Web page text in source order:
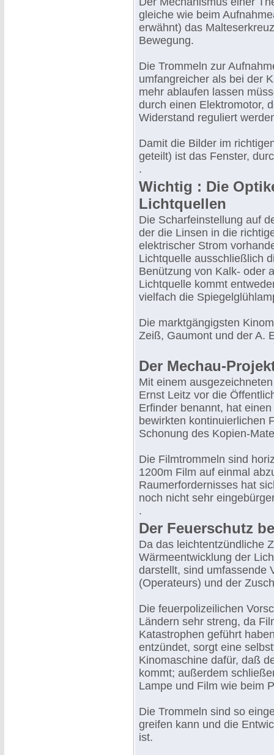
gleiche wie beim
erwähnt) das
Bewegung.
Die Trommeln zur
umfangreicher als bei der
mehr ablaufen lassen
durch einen Elektromotor,
Widerstand reguliert
Damit die Bilder im
geteilt) ist das Fenster,
.
Wichtig : Die
Lichtquellen
Die Scharfeinstellung auf
der die Linsen in die
elektrischer Strom
Lichtquelle ausschließlich
Benützung von Kalk- oder
Lichtquelle kommt
vielfach die
Die marktgängigsten
Zeiß, Gaumont und der A.
Der Mechau-
Mit einem
Ernst Leitz vor die
Erfinder benannt, hat
bewirkten kontinuierlichen
Schonung des Kopien-
Die Filmtrommeln sind
1200m Film auf einmal
Raumerfordernisses hat
noch nicht sehr
.
Der Feuerschutz
Da das leichtentzündliche
Wärmeentwicklung der
darstellt, sind umfassende
(Operateurs) und der
Die feuerpolizeilichen
Ländern sehr streng, da
Katastrophen geführt
entzündet, sorgt eine
Kinomaschine dafür, daß
kommt; außerdem
Lampe und Film wie beim
Die Trommeln sind so
greifen kann und die
ist.